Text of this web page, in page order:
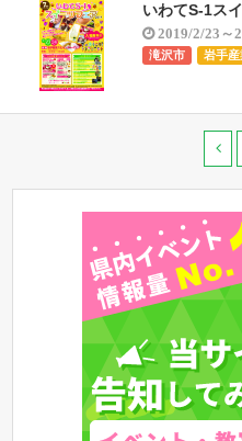
いわてS-1ス
2019/2/23～
滝沢市 岩手